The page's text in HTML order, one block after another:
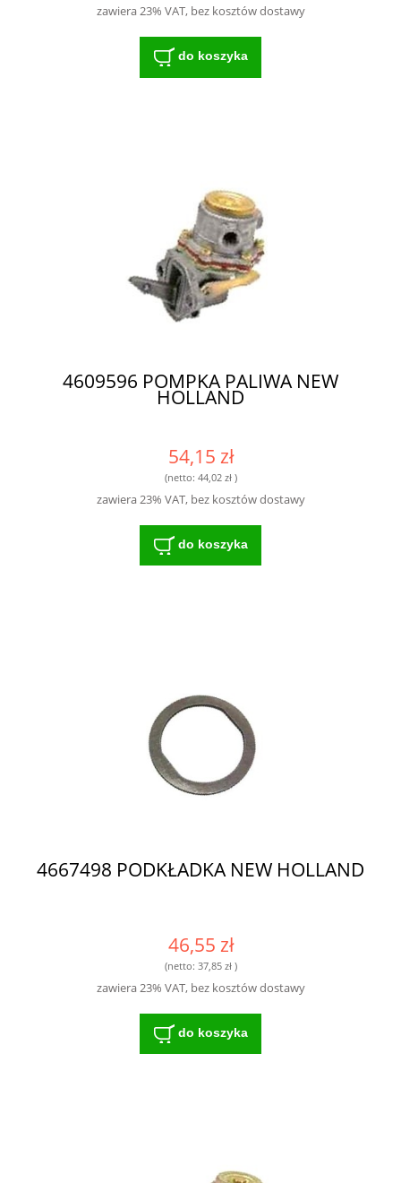
zawiera 23% VAT, bez kosztów dostawy
do koszyka
4609596 POMPKA PALIWA NEW
HOLLAND
54,15 zł
(netto: 44,02 zł)
zawiera 23% VAT, bez kosztów dostawy
do koszyka
4667498 PODKŁADKA NEW HOLLAND
46,55 zł
(netto: 37,85 zł)
zawiera 23% VAT, bez kosztów dostawy
do koszyka